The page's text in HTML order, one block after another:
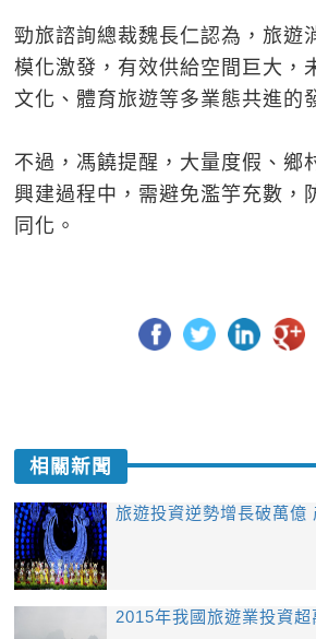
勁旅諮詢總裁魏長仁認為，旅遊
模化激發，有效供給空間巨大，
文化、體育旅遊等多業態共進的
不過，馮饒提醒，大量度假、鄉
興建過程中，需避免濫竽充數，
同化。
相關新聞
旅遊投資逆勢增長破萬億
2015年我國旅遊業投資超